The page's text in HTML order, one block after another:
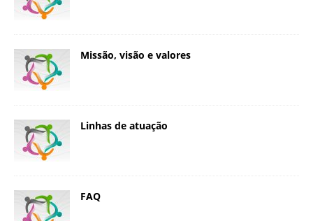
Missão, visão e valores
Linhas de atuação
FAQ